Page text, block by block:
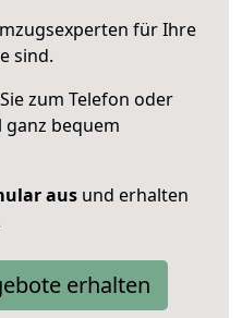
für Ihre
sind.
zum Telefon oder
ganz bequem
aus und erhalten
erhalten